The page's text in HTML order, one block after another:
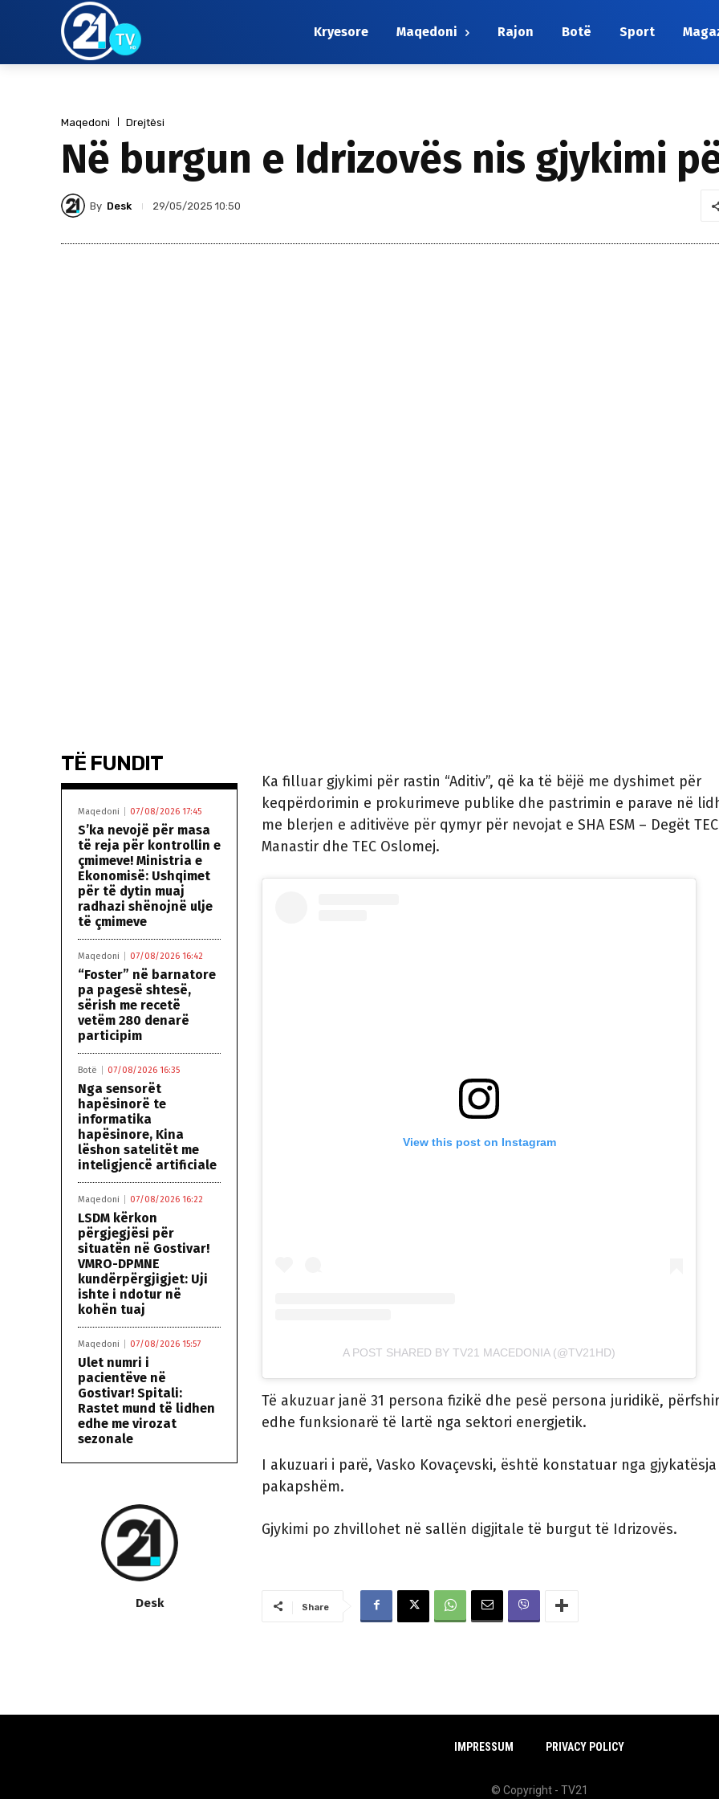
Kryesore Maqedoni Rajon Botë Sport
Maqedoni Drejtësi
Në burgun e Idrizovës nis gjykimi
By Desk 29/05/2025 10:50
TË FUNDIT
Maqedoni 07/08/2026 17:45
S’ka nevojë për masa
të reja për kontrollin e
çmimeve! Ministria e
Ekonomisë: Ushqimet
për të dytin muaj
radhazi shënojnë ulje
të çmimeve
Maqedoni 07/08/2026 16:42
“Foster” në barnatore
pa pagesë shtesë,
sërish me recetë
vetëm 280 denarë
participim
Botë 07/08/2026 16:35
Nga sensorët
hapësinorë te
informatika
hapësinore, Kina
lëshon satelitët me
inteligjencë artificiale
Maqedoni 07/08/2026 16:22
LSDM kërkon
përgjegjësi për
situatën në Gostivar!
VMRO-DPMNE
kundërpërgjigjet: Uji
ishte i ndotur në
kohën tuaj
Maqedoni 07/08/2026 15:57
Ulet numri i
pacientëve në
Gostivar! Spitali:
Rastet mund të lidhen
edhe me virozat
sezonale
Desk
Ka filluar gjykimi për rastin “Aditiv”, që ka të bëjë me dyshimet për
keqpërdorimin e prokurimeve publike dhe pastrimin e parave në
me blerjen e aditivëve për qymyr për nevojat e SHA ESM – Degët TEC
Manastir dhe TEC Oslomej.
View this post on Instagram
A POST SHARED BY TV21 MACEDONIA (@TV21HD)
Të akuzuar janë 31 persona fizikë dhe pesë persona juridikë,
edhe funksionarë të lartë nga sektori energjetik.
I akuzuari i parë, Vasko Kovaçevski, është konstatuar nga
pakapshëm.
Gjykimi po zhvillohet në sallën digjitale të burgut të Idrizovës.
Share
IMPRESSUM PRIVACY POLICY
© Copyright - TV21